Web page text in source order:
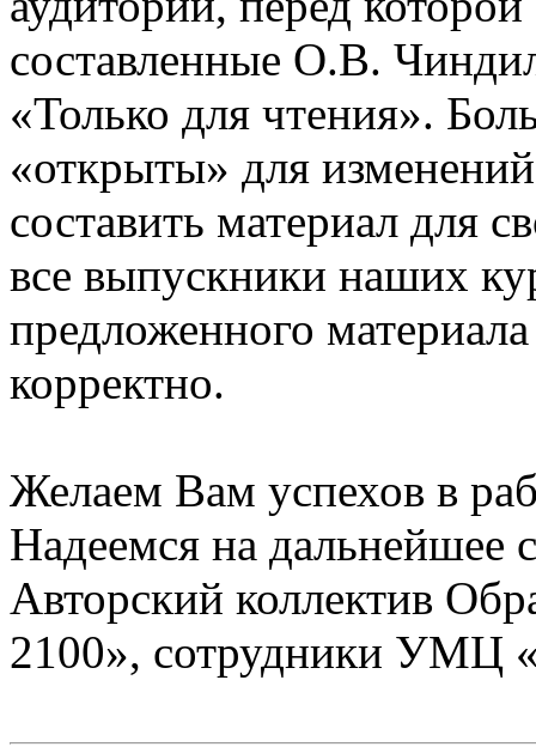
составленные О.В.
«Только для чтения».
«открыты» для
составить материал для
все выпускники наших
предложенного
корректно.
Желаем Вам успехов в
Надеемся на дальнейшее
Авторский коллектив
2100», сотрудники УМЦ